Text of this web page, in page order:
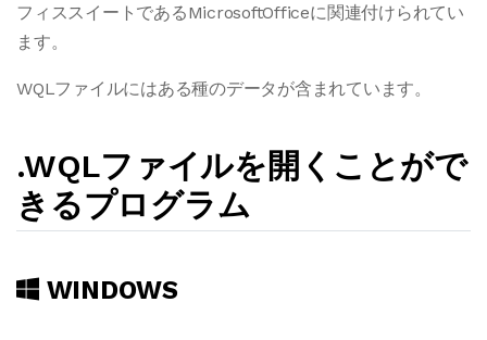
フィススイートであるMicrosoftOfficeに関連付けられてい
ます。
WQLファイルにはある種のデータが含まれています。
.WQLファイルを開くことがで
きるプログラム
WINDOWS